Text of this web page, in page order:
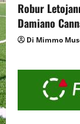
Robur
Damiano
Di Mimmo